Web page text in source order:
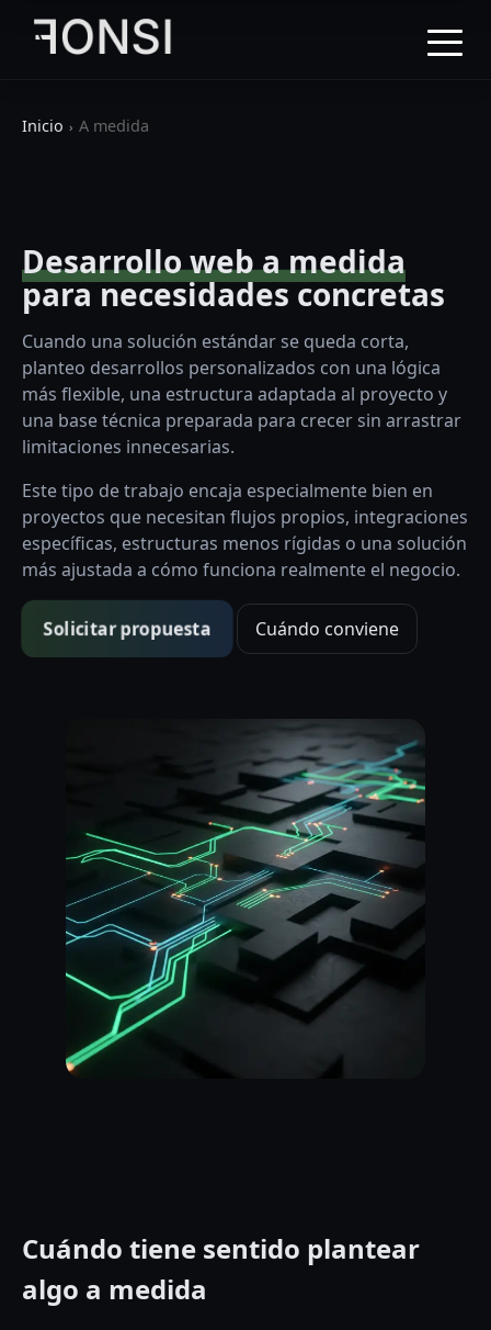
Inicio A medida
Desarrollo web a medida
para necesidades concretas
Cuando una solución estándar se queda corta,
planteo desarrollos personalizados con una lógica
más flexible, una estructura adaptada al proyecto y
una base técnica preparada para crecer sin arrastrar
limitaciones innecesarias.
Este tipo de trabajo encaja especialmente bien en
proyectos que necesitan flujos propios, integraciones
específicas, estructuras menos rígidas o una solución
más ajustada a cómo funciona realmente el negocio.
Solicitar propuesta Cuándo conviene
Cuándo tiene sentido plantear
algo a medida